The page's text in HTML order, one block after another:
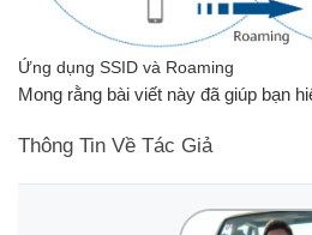
Ứng dụng SSID và Roaming
Mong rằng bài viết này đã giúp bạn
Thông Tin Về Tác Giả